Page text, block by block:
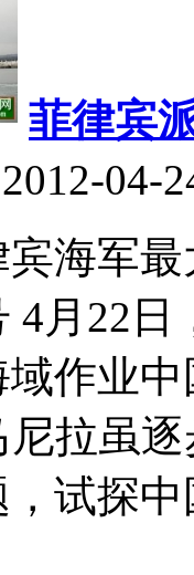
菲律宾
2012-04-
海军
4月22
作业
尼拉虽
试探